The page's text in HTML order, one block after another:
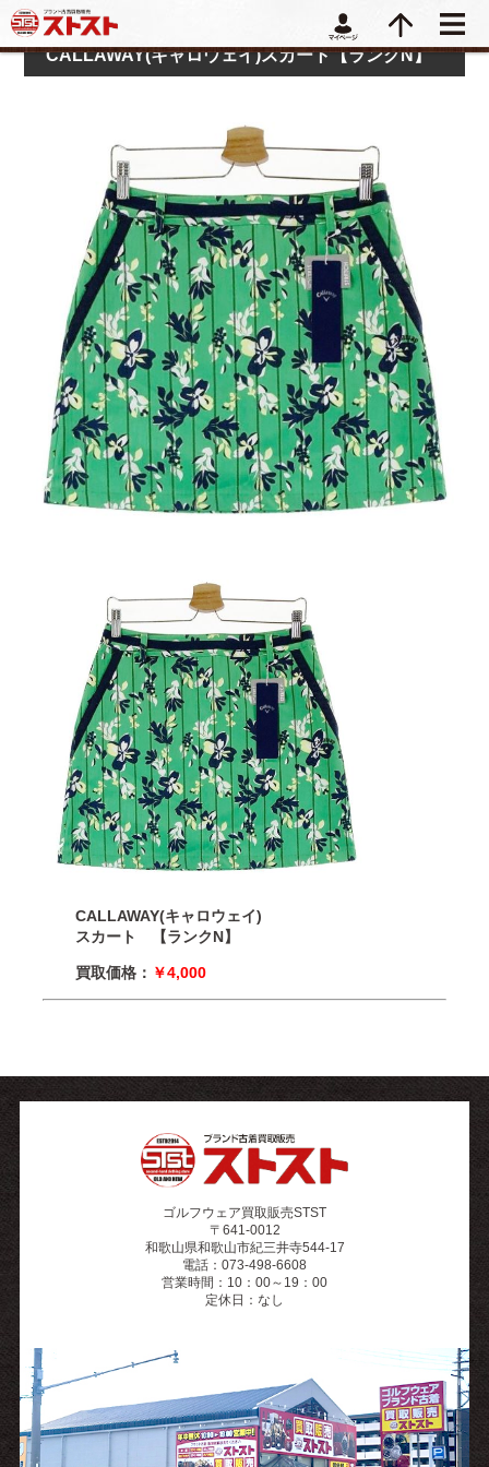
CALLAWAY(キャロウェイ)スカート【ランクN】
CALLAWAY(キャロウェイ)
スカート 【ランクN】
買取価格： ￥4,000
ゴルフウェア買取販売STST
〒641-0012
和歌山県和歌山市紀三井寺544-17
電話：073-498-6608
営業時間：10：00～19：00
定休日：なし